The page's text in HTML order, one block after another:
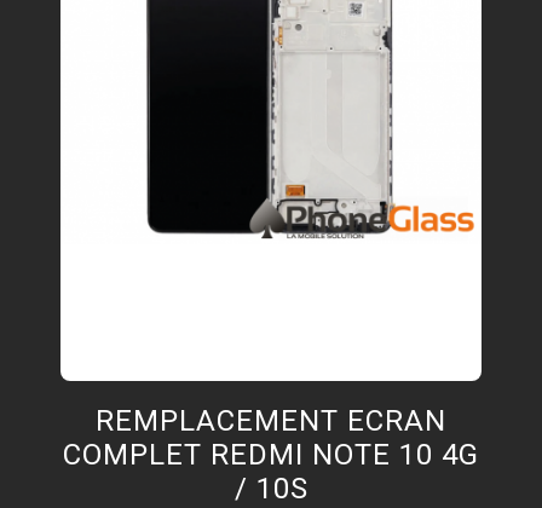
REMPLACEMENT ECRAN
COMPLET REDMI NOTE 10 4G
/ 10S